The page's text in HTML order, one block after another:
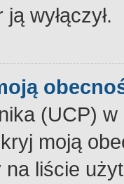
wyłączył.
(UCP) w
moją
liście